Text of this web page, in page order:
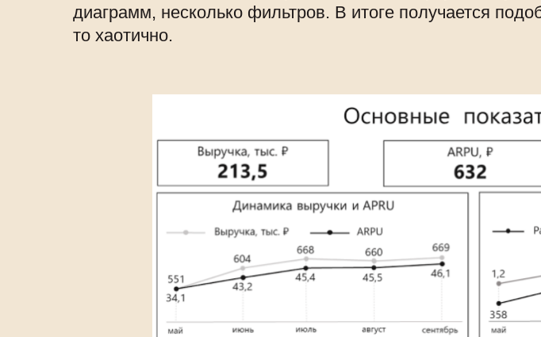
диаграмм, несколько фильтров. В итоге получается
то хаотично.